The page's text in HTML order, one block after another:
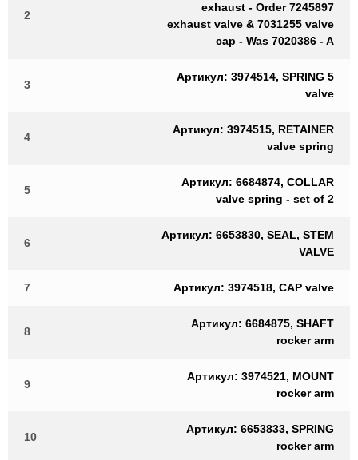
2
exhaust - Order 7245897
exhaust valve & 7031255 valve
cap - Was 7020386 - A
3
Артикул: 3974514, SPRING 5
valve
4
Артикул: 3974515, RETAINER
valve spring
5
Артикул: 6684874, COLLAR
valve spring - set of 2
6
Артикул: 6653830, SEAL, STEM
VALVE
7 Артикул: 3974518, CAP valve
8
Артикул: 6684875, SHAFT
rocker arm
9
Артикул: 3974521, MOUNT
rocker arm
10
Артикул: 6653833, SPRING
rocker arm